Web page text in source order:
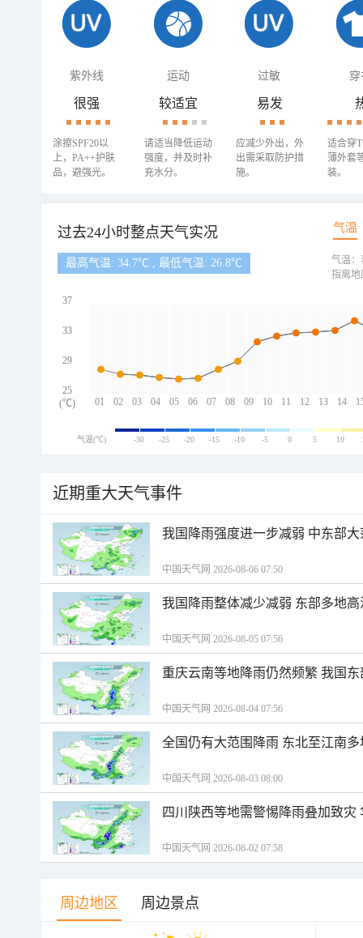
紫外线 运动 过敏 穿
很强
涂擦SPF20以
上，PA++护肤
品，避强光。
较适宜
请适当降低运动
强度，并及时补
充水分。
易发
应减少外出，外
出需采取防护措
施。
适合穿
薄外套
装。
过去24小时整点天气实况 气温
最高气温: 34.7℃ , 最低气温: 26.8℃
01 02 03 04 05 06 07 08 09 10 11 12 13 14
37
33
29
25
(℃)
气温：
指离地
气温(℃) -30 -25 -20 -15 -10 -5 0 5 10
近期重大天气事件
我国降雨强度进一步减弱 中东部
中国天气网 2026-08-06 07:50
我国降雨整体减少减弱 东部多地
中国天气网 2026-08-05 07:56
重庆云南等地降雨仍然频繁 我国
中国天气网 2026-08-04 07:56
全国仍有大范围降雨 东北至江南
中国天气网 2026-08-03 08:00
四川陕西等地需警惕降雨叠加致
中国天气网 2026-08-02 07:58
周边地区 周边景点